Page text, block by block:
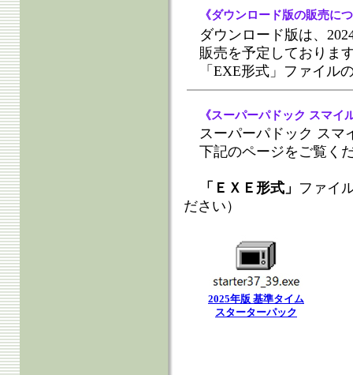
《ダウンロード版の販売に
ダウンロード版は、
販売を予定しておりま
「EXE形式」ファイル
《スーパーパドック スマイ
スーパーパドック スマ
下記のページをご覧く
「ＥＸＥ形式」 ファイ
ださい）
2025年版 基準タイム
スターターパック